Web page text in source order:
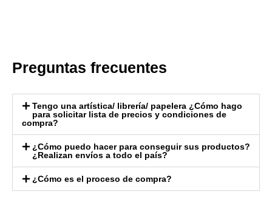
Preguntas frecuentes
Tengo una artística/ librería/ papelera ¿Cómo hago
para solicitar lista de precios y condiciones de
compra?
¿Cómo puedo hacer para conseguir sus productos?
¿Realizan envíos a todo el país?
¿Cómo es el proceso de compra?